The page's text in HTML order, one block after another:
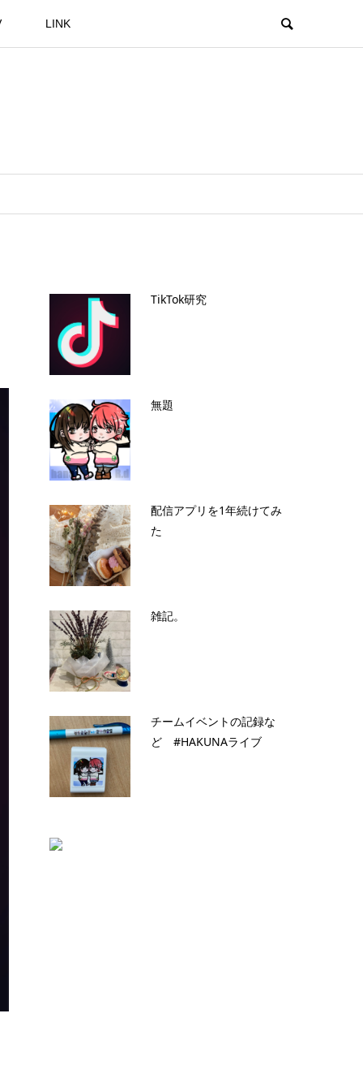
LINK
TikTok研究
無題
配信アプリを1年続けてみ
た
雑記。
チームイベントの記録な
ど #HAKUNAライブ